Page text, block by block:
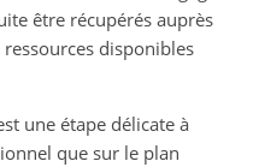
être récupérés auprès
disponibles
une étape délicate à
que sur le plan